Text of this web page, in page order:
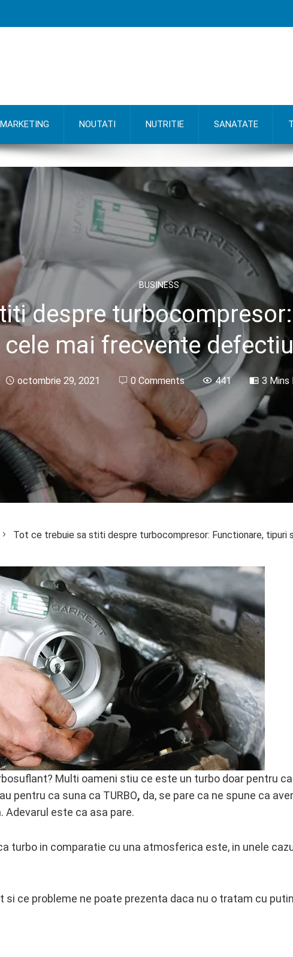
MARKETING NOUTATI NUTRITIE SANATATE
BUSINESS
despre
cele mai frecvente
octombrie 29, 2021 0 Comments 441 3 Mins
Tot ce trebuie sa stiti despre turbocompresor: Functionare,
Multi oameni stiu ce este un turbo doar pentru ca
pentru ca suna ca TURBO, da, se pare ca ne spune ca
Adevarul este ca asa pare.
turbo in comparatie cu una atmosferica este, in unele
ce probleme ne poate prezenta daca nu o tratam cu